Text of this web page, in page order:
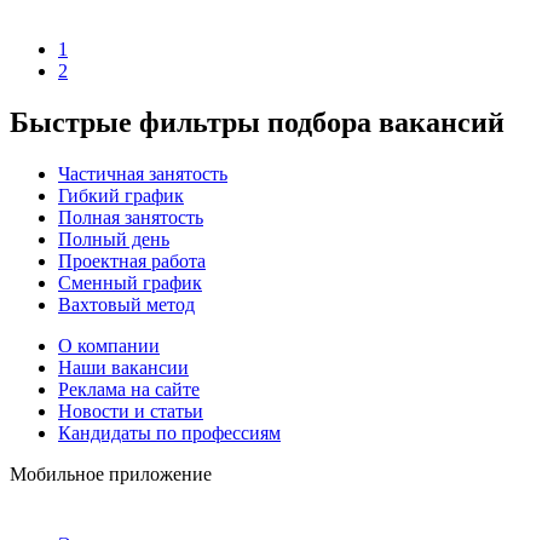
1
2
Быстрые фильтры подбора вакансий
Частичная занятость
Гибкий график
Полная занятость
Полный день
Проектная работа
Сменный график
Вахтовый метод
О компании
Наши вакансии
Реклама на сайте
Новости и статьи
Кандидаты по профессиям
Мобильное приложение